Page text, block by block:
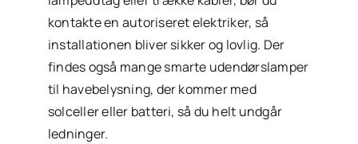
kontakte en autoriseret elektriker, så
installationen bliver sikker og lovlig. Der
findes også mange smarte udendørslamper
til havebelysning, der kommer med
solceller eller batteri, så du helt undgår
ledninger.